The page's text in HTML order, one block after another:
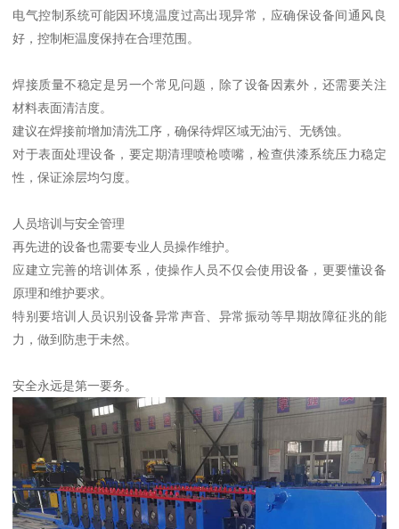
电气控制系统可能因环境温度过高出现异常，应确保设备间通风良
好，控制柜温度保持在合理范围。
焊接质量不稳定是另一个常见问题，除了设备因素外，还需要关注
材料表面清洁度。
建议在焊接前增加清洗工序，确保待焊区域无油污、无锈蚀。
对于表面处理设备，要定期清理喷枪喷嘴，检查供漆系统压力稳定
性，保证涂层均匀度。
人员培训与安全管理
再先进的设备也需要专业人员操作维护。
应建立完善的培训体系，使操作人员不仅会使用设备，更要懂设备
原理和维护要求。
特别要培训人员识别设备异常声音、异常振动等早期故障征兆的能
力，做到防患于未然。
安全永远是第一要务。